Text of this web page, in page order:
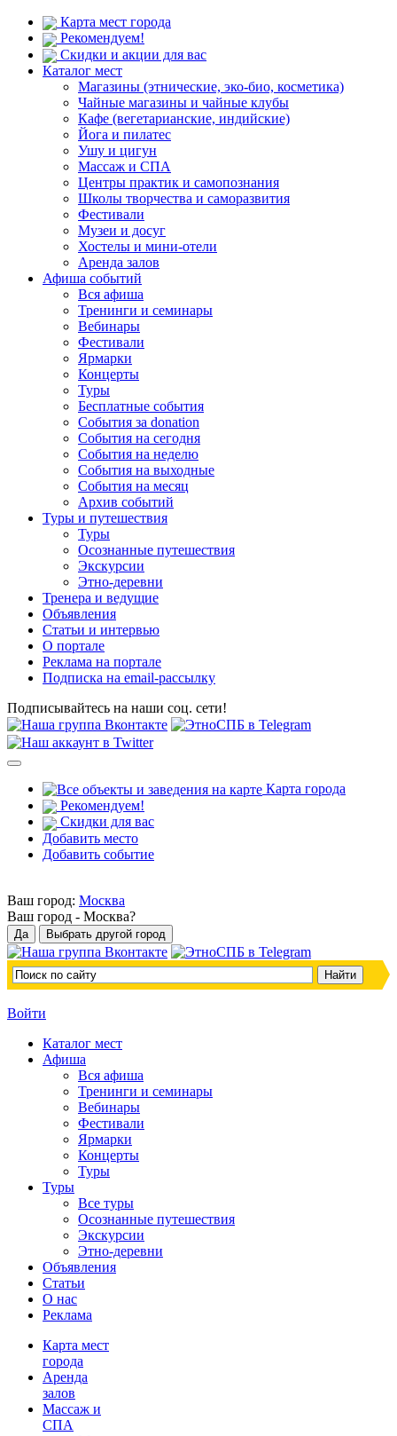
Карта мест города
Рекомендуем!
Скидки и акции для вас
Каталог мест
Магазины (этнические, эко-био, косметика)
Чайные магазины и чайные клубы
Кафе (вегетарианские, индийские)
Йога и пилатес
Ушу и цигун
Массаж и СПА
Центры практик и самопознания
Школы творчества и саморазвития
Фестивали
Музеи и досуг
Хостелы и мини-отели
Аренда залов
Афиша событий
Вся афиша
Тренинги и семинары
Вебинары
Фестивали
Ярмарки
Концерты
Туры
Бесплатные события
События за donation
События на сегодня
События на неделю
События на выходные
События на месяц
Архив событий
Туры и путешествия
Туры
Осознанные путешествия
Экскурсии
Этно-деревни
Тренера и ведущие
Объявления
Статьи и интервью
О портале
Реклама на портале
Подписка на email-рассылку
Подписывайтесь на наши соц. сети!
Карта города
Рекомендуем!
Скидки для вас
Добавить место
Добавить событие
Ваш город: Москва
Ваш город - Москва?
Войти
Каталог мест
Афиша
Вся афиша
Тренинги и семинары
Вебинары
Фестивали
Ярмарки
Концерты
Туры
Туры
Все туры
Осознанные путешествия
Экскурсии
Этно-деревни
Объявления
Статьи
О нас
Реклама
Карта мест
города
Аренда
залов
Массаж и
СПА